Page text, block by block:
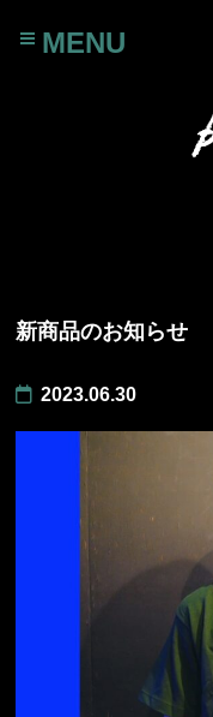
MENU
新商品のお知らせ
2023.06.30